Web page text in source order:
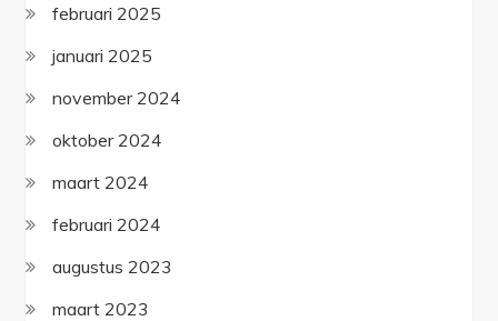
februari 2025
januari 2025
november 2024
oktober 2024
maart 2024
februari 2024
augustus 2023
maart 2023